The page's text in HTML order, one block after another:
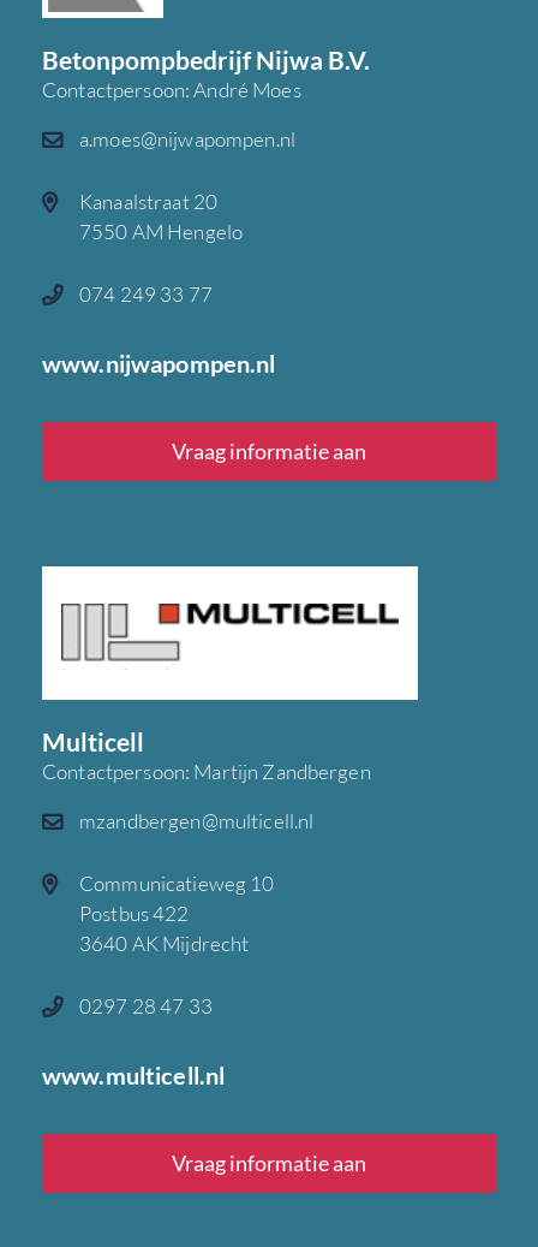
Betonpompbedrijf Nijwa B.V.
Contactpersoon: André Moes
a.moes@nijwapompen.nl
Kanaalstraat 20
7550 AM Hengelo
074 249 33 77
www.nijwapompen.nl
Vraag informatie aan
Multicell
Contactpersoon: Martijn Zandbergen
mzandbergen@multicell.nl
Communicatieweg 10
Postbus 422
3640 AK Mijdrecht
0297 28 47 33
www.multicell.nl
Vraag informatie aan